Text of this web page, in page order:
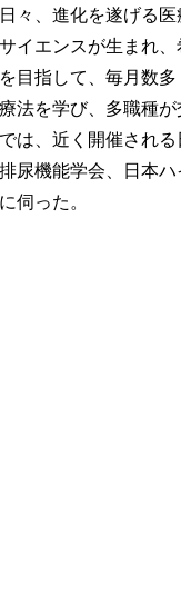
々、進化を遂げる
イエンスが生まれ
目指して、毎月数
法を学び、多職種
は、近く開催され
尿機能学会、日本
伺った。